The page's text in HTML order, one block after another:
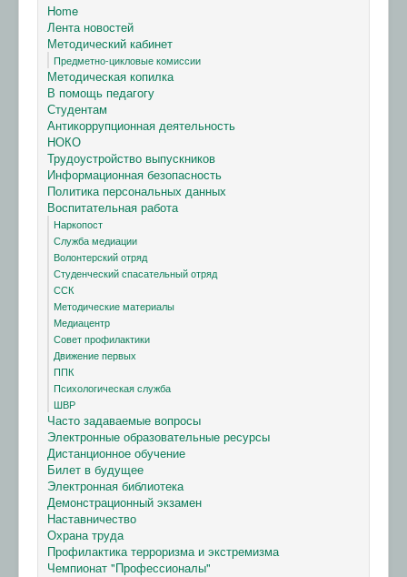
Home
Лента новостей
Методический кабинет
Предметно-цикловые комиссии
Методическая копилка
В помощь педагогу
Студентам
Антикоррупционная деятельность
НОКО
Трудоустройство выпускников
Информационная безопасность
Политика персональных данных
Воспитательная работа
Наркопост
Служба медиации
Волонтерский отряд
Студенческий спасательный отряд
ССК
Методические материалы
Медиацентр
Совет профилактики
Движение первых
ППК
Психологическая служба
ШВР
Часто задаваемые вопросы
Электронные образовательные ресурсы
Дистанционное обучение
Билет в будущее
Электронная библиотека
Демонстрационный экзамен
Наставничество
Охрана труда
Профилактика терроризма и экстремизма
Чемпионат "Профессионалы"